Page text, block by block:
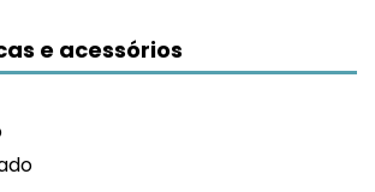
e acessórios